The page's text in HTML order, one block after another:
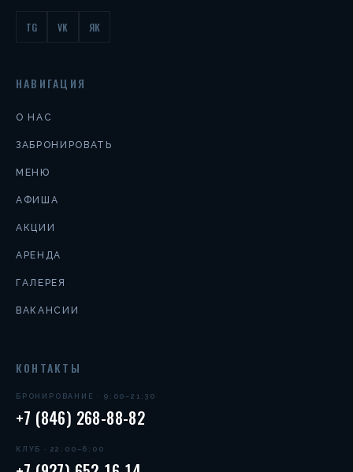
TG VK ЯК
НАВИГАЦИЯ
О НАС
ЗАБРОНИРОВАТЬ
МЕНЮ
АФИША
АКЦИИ
АРЕНДА
ГАЛЕРЕЯ
ВАКАНСИИ
КОНТАКТЫ
БРОНИРОВАНИЕ · 9:00–21:30
+7 (846) 268-88-82
КЛУБ · 22:00–6:00